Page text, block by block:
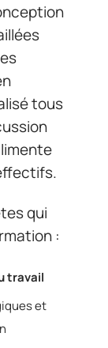
tous
qui
:
travail
et